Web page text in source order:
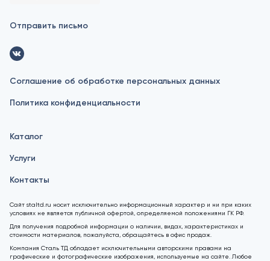
Отправить письмо
Соглашение об обработке персональных данных
Политика конфиденциальности
Каталог
Услуги
Контакты
Сайт staltd.ru носит исключительно информационный характер и ни при каких
условиях не является публичной офертой, определяемой положениями ГК РФ.
Для получения подробной информации о наличии, видах, характеристиках и
стоимости материалов, пожалуйста, обращайтесь в офис продаж.
Компания Сталь ТД обладает исключительными авторскими правами на
графические и фотографические изображения, используемые на сайте. Любое